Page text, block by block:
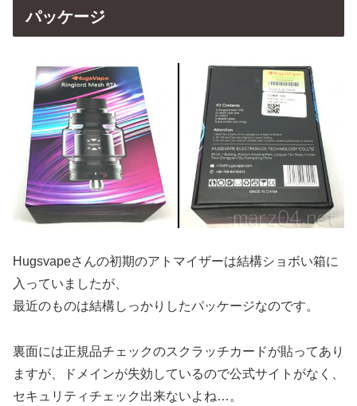
パッケージ
Hugsvapeさんの初期のアトマイザーは結構ショボい箱に
入っていましたが、
最近のものは結構しっかりしたパッケージなのです。
裏面には正規品チェックのスクラッチカードが貼ってあり
ますが、ドメインが失効しているので公式サイトがなく、
セキュリティチェック出来ないよね…。